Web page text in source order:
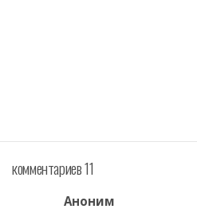
комментариев 11
Аноним